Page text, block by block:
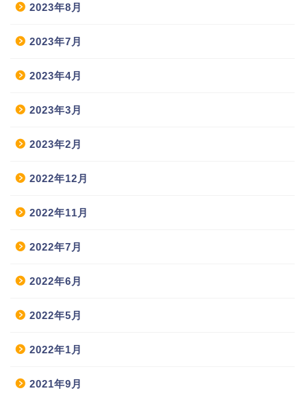
2023年8月
2023年7月
2023年4月
2023年3月
2023年2月
2022年12月
2022年11月
2022年7月
2022年6月
2022年5月
2022年1月
2021年9月